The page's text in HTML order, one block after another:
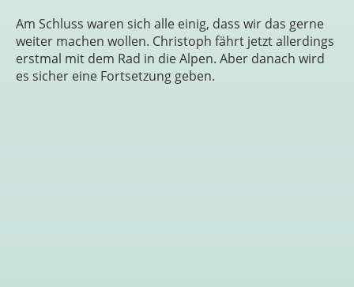
Am Schluss waren sich alle einig, dass wir das gerne
weiter machen wollen. Christoph fährt jetzt allerdings
erstmal mit dem Rad in die Alpen. Aber danach wird
es sicher eine Fortsetzung geben.